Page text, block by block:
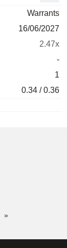
Warrants
16/06/2027
2.47x
-
1
0.34 / 0.36